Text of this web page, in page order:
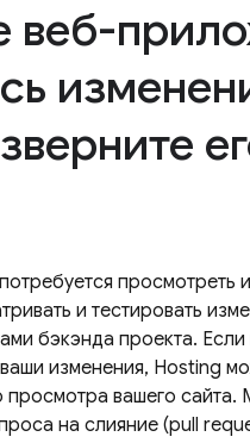
веб-
просмотреть
и тестировать
бэкэнда проекта.
изменения, Hosting
просмотра вашего
на слияние (pull